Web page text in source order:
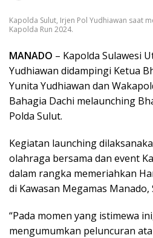
Kapolda Sulut, Irjen Pol Yudhiawan saat
Kapolda Run 2024.
MANADO – Kapolda Sulawesi
Yudhiawan didampingi Ketua
Yunita Yudhiawan dan
Bahagia Dachi melaunching
Polda Sulut.
Kegiatan launching
olahraga bersama dan event
dalam rangka memeriahkan
di Kawasan Megamas Manado,
“Pada momen yang istimewa
mengumumkan peluncuran